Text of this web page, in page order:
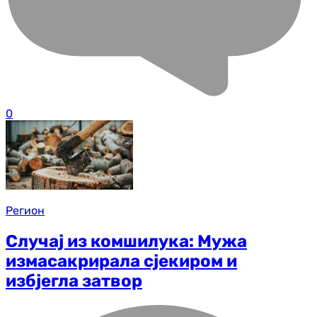
0
Регион
Случај из комшилука: Мужа
измасакрирала сјекиром и
избјегла затвор